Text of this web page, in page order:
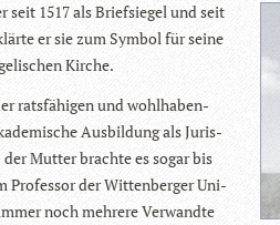
seit 1517 als Brief­sie­gel und seit
er sie zum Sym­bol für seine
Kirche.
rats­fä­hi­gen und wohl­ha­ben­
Aus­bil­dung als Juris­
Mut­ter brachte es sogar bis
Pro­fes­sor der Wit­ten­ber­ger Uni­
noch meh­rere Ver­wandte